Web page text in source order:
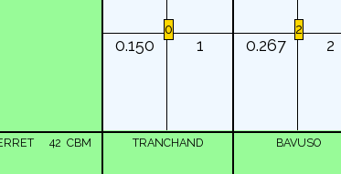
0.150 1
0
0.267 2
2
42 CBM TRANCHAND BAVUSO